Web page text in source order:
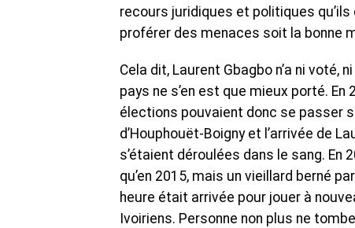
recours juridiques et politiques
proférer des menaces soit la bonne
Cela dit, Laurent Gbagbo n’a ni voté,
pays ne s’en est que mieux porté.
élections pouvaient donc se passer
d’Houphouët-Boigny et l’arrivée de
s’étaient déroulées dans le sang.
qu’en 2015, mais un vieillard berné
heure était arrivée pour jouer à
Ivoiriens. Personne non plus ne